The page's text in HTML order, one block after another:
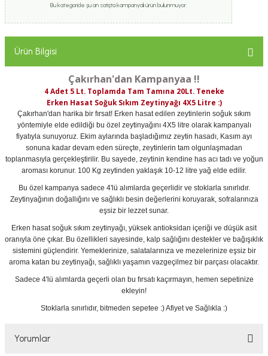
Bu kategoride şu an satışta kampanyalı ürün bulunmuyor.
Ürün Bilgisi
Çakırhan'dan Kampanyaa !!
4 Adet 5 Lt. Toplamda Tam Tamına 20Lt. Teneke
Erken Hasat Soğuk Sıkım Zeytinyağı 4X5 Litre :)
Çakırhan'dan harika bir fırsat! Erken hasat edilen zeytinlerin soğuk sıkım
yöntemiyle elde edildiği bu özel zeytinyağını 4X5 litre olarak kampanyalı
fiyatıyla sunuyoruz. Ekim aylarında başladığımız zeytin hasadı, Kasım ayı
sonuna kadar devam eden süreçte, zeytinlerin tam olgunlaşmadan
toplanmasıyla gerçekleştirilir. Bu sayede, zeytinin kendine has acı tadı ve yoğun
aroması korunur. 100 Kg zeytinden yaklaşık 10-12 litre yağ elde edilir.
Bu özel kampanya sadece 4'lü alımlarda geçerlidir ve stoklarla sınırlıdır.
Zeytinyağının doğallığını ve sağlıklı besin değerlerini koruyarak, sofralarınıza
eşsiz bir lezzet sunar.
Erken hasat soğuk sıkım zeytinyağı, yüksek antioksidan içeriği ve düşük asit
oranıyla öne çıkar. Bu özellikleri sayesinde, kalp sağlığını destekler ve bağışıklık
sistemini güçlendirir. Yemeklerinize, salatalarınıza ve mezelerinize eşsiz bir
aroma katan bu zeytinyağı, sağlıklı yaşamın vazgeçilmez bir parçası olacaktır.
Sadece 4'lü alımlarda geçerli olan bu fırsatı kaçırmayın, hemen sepetinize
ekleyin!
Stoklarla sınırlıdır, bitmeden sepetee :) Afiyet ve Sağlıkla :)
Yorumlar